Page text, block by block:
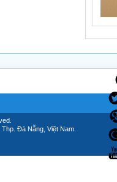
Đà Nẵng, Việt Nam.